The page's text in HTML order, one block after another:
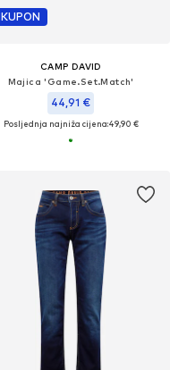
KUPON
CAMP DAVID
Majica 'Game.Set.Match'
44,91 €
Posljednja najniža cijena:49,90 €